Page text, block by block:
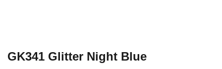
GK341 Glitter Night Blue